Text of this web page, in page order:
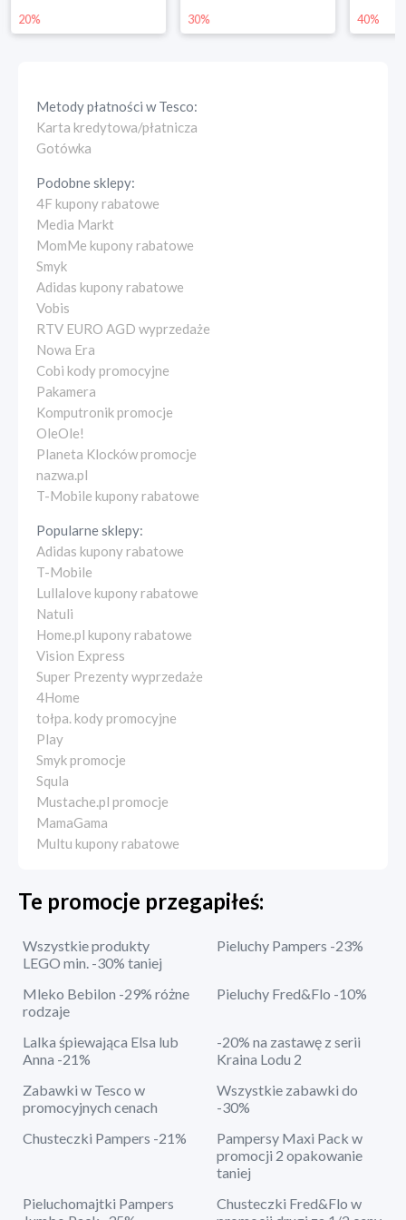
20% 30% 40%
Metody płatności wTesco:
Karta kredytowa/płatnicza
Gotówka
Podobne sklepy:
4F kupony rabatowe
Media Markt
MomMe kupony rabatowe
Smyk
Adidas kupony rabatowe
Vobis
RTV EURO AGD wyprzedaże
Nowa Era
Cobi kody promocyjne
Pakamera
Komputronik promocje
OleOle!
Planeta Klocków promocje
nazwa.pl
T-Mobile kupony rabatowe
Popularne sklepy:
Adidas kupony rabatowe
T-Mobile
Lullalove kupony rabatowe
Natuli
Home.pl kupony rabatowe
Vision Express
Super Prezenty wyprzedaże
4Home
tołpa. kody promocyjne
Play
Smyk promocje
Squla
Mustache.pl promocje
MamaGama
Multu kupony rabatowe
Te promocje przegapiłeś:
Wszystkie produkty
LEGO min. -30% taniej
Pieluchy Pampers -23%
Mleko Bebilon -29% różne
rodzaje
Pieluchy Fred&Flo -10%
Lalka śpiewająca Elsa lub
Anna -21%
-20% na zastawę z serii
Kraina Lodu 2
Zabawki w Tesco w
promocyjnych cenach
Wszystkie zabawki do
-30%
Chusteczki Pampers -21%
Pampersy Maxi Pack w
promocji 2 opakowanie
taniej
Pieluchomajtki Pampers
Chusteczki Fred&Flo w